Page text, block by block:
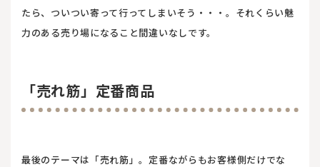
たら、ついつい寄って行ってしまいそう・・・。それくらい魅
力のある売り場になること間違いなしです。
「売れ筋」定番商品
最後のテーマは「売れ筋」。定番ながらもお客様側だけでな